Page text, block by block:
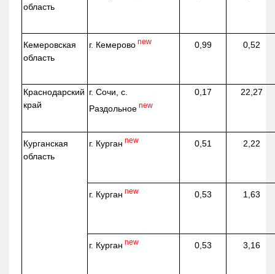
область
Кемеровская
область
г. Кемерово new 0,99 0,52
Краснодарский
край
г. Сочи, с.
Раздольное new
0,17 22,27
Курганская
область
г. Курган new 0,51 2,22
г. Курган new 0,53 1,63
г. Курган new 0,53 3,16